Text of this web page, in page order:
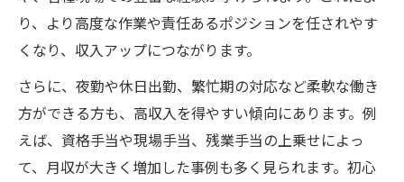
り、より高度な作業や責任あるポジションを任されやす
くなり、収入アップにつながります。
さらに、夜勤や休日出勤、繁忙期の対応など柔軟な働き
方ができる方も、高収入を得やすい傾向にあります。例
えば、資格手当や現場手当、残業手当の上乗せによっ
て、月収が大きく増加した事例も多く見られます。初心